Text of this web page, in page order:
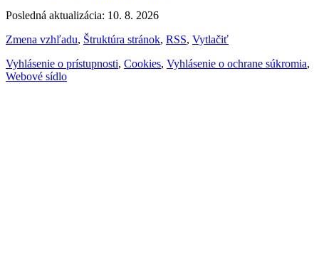
Posledná aktualizácia: 10. 8. 2026
Zmena vzhľadu, Štruktúra stránok, RSS, Vytlačiť
Vyhlásenie o prístupnosti, Cookies, Vyhlásenie o ochrane súkromia,
Webové sídlo